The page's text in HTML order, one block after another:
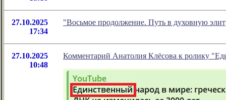
27.10.2025
17:34
"Восьмое продолжение. Путь в духовную
27.10.2025
10:48
Комментарий Анатолия Клёсова к ролику